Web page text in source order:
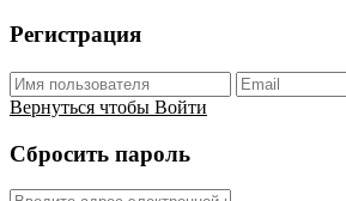
Регистрация
Вернуться чтобы Войти
Сбросить пароль